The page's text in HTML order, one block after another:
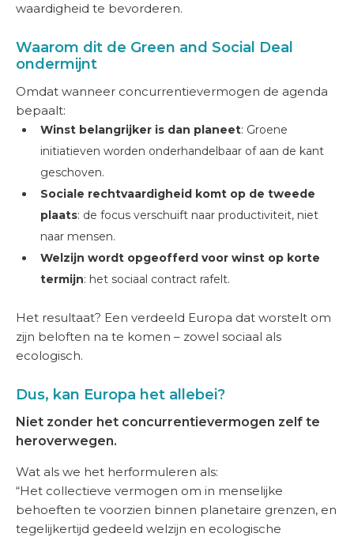
waardigheid te bevorderen.
Waarom dit de Green and Social Deal
ondermijnt
Omdat wanneer concurrentievermogen de agenda
bepaalt:
Winst belangrijker is dan planeet: Groene
initiatieven worden onderhandelbaar of aan de kant
geschoven.
Sociale rechtvaardigheid komt op de tweede
plaats: de focus verschuift naar productiviteit, niet
naar mensen.
Welzijn wordt opgeofferd voor winst op korte
termijn: het sociaal contract rafelt.
Het resultaat? Een verdeeld Europa dat worstelt om
zijn beloften na te komen – zowel sociaal als
ecologisch.
Dus, kan Europa het allebei?
Niet zonder het concurrentievermogen zelf te
heroverwegen.
Wat als we het herformuleren als:
“Het collectieve vermogen om in menselijke
behoeften te voorzien binnen planetaire grenzen, en
tegelijkertijd gedeeld welzijn en ecologische